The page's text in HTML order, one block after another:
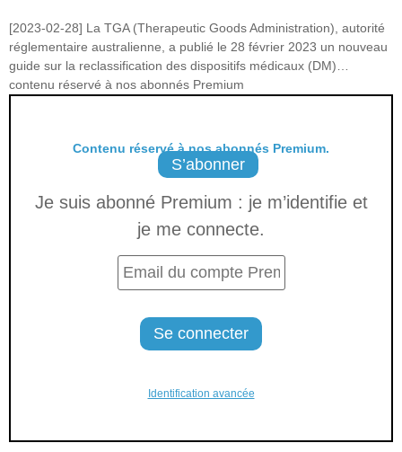
[2023-02-28] La TGA (Therapeutic Goods Administration), autorité
réglementaire australienne, a publié le 28 février 2023 un nouveau
guide sur la reclassification des dispositifs médicaux (DM)…
contenu réservé à nos abonnés Premium
Contenu réservé à nos abonnés Premium.
S’abonner
Je suis abonné Premium : je m’identifie et
je me connecte.
Identification avancée